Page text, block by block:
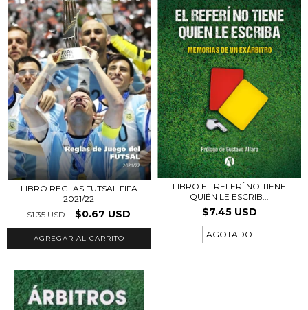
LIBRO REGLAS FUTSAL FIFA
2021/22
$1.35 USD
$0.67 USD
LIBRO EL REFERÍ NO TIENE
QUIÉN LE ESCRIB...
$7.45 USD
AGOTADO